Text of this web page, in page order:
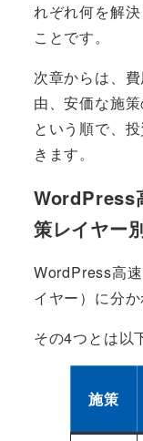
れぞれ何を解
ことです。
次章からは、
由、安価な施
という順で、
きます。
WordPress
策レイヤー
WordPress高
イヤー）に分か
その4つとは以
施策